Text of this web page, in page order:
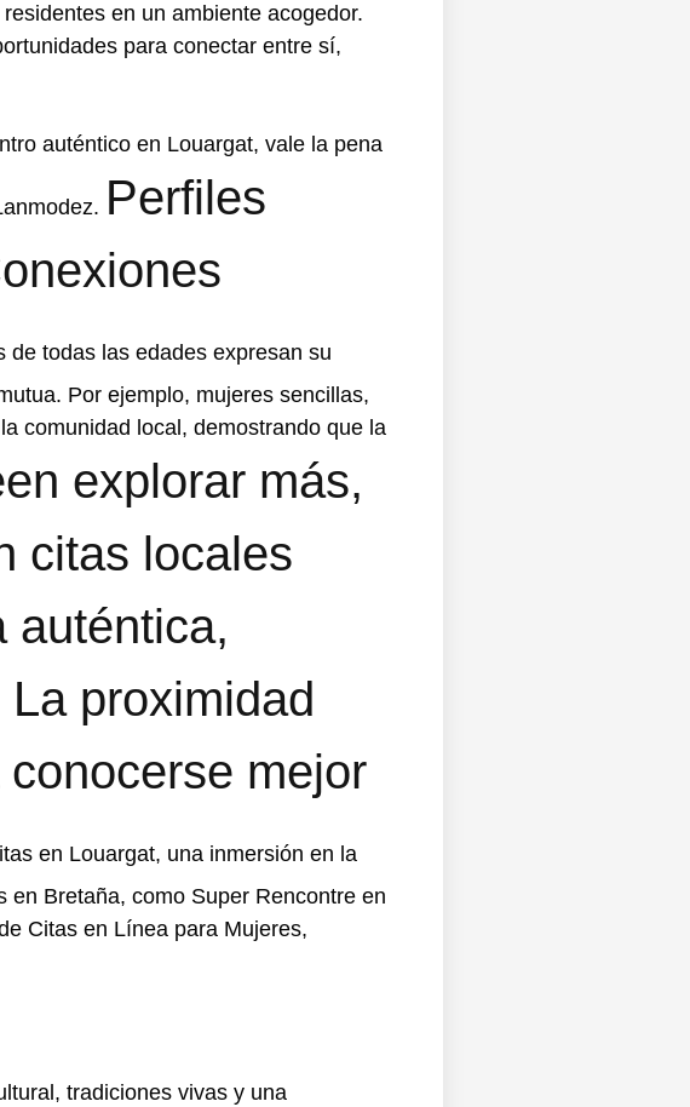
en un ambiente acogedor.
para conectar entre sí,
auténtico en Louargat, vale la pena
Perfiles
de todas las edades expresan su
Por ejemplo, mujeres sencillas,
comunidad local, demostrando que la
explorar más,
citas locales
auténtica,
proximidad
mejor
en Louargat, una inmersión en la
Bretaña, como Super Rencontre en
Citas en Línea para Mujeres,
tradiciones vivas y una